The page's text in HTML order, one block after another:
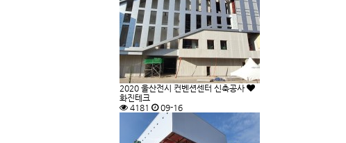
2020 울산전시 컨벤션센터 신축공사
화진테크
4181
09-16